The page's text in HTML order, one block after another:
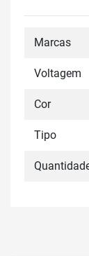
Marcas
Voltagem
Cor
Tipo